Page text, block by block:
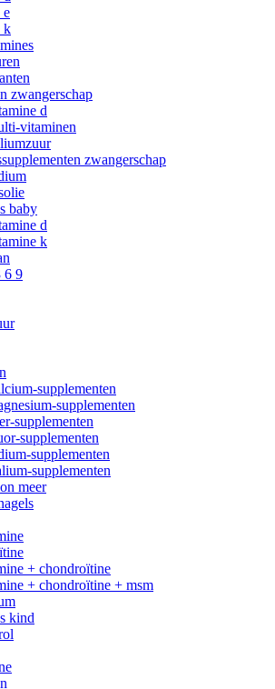
e
k
zwangerschap
d
vitaminen
zwangerschap
baby
d
k
6 9
supplementen
supplementen
supplementen
supplementen
supplementen
supplementen
meer
+ chondroïtine
+ chondroïtine + msm
kind